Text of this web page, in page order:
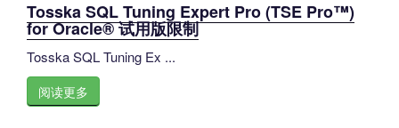
Tosska SQL Tuning Expert Pro (TSE Pro™)
for Oracle® 试用版限制
Tosska SQL Tuning Ex ...
阅读更多